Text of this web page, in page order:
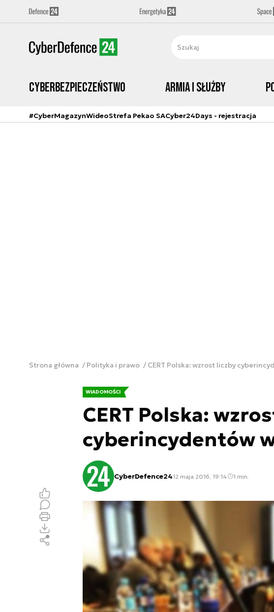
Cyberbezpieczeństwo Armia i Służby
#CyberMagazynWideoStrefa Pekao SACyber24Days - rejestracja
Strona główna Polityka i prawo CERT Polska: wzrost liczby
WIADOMOŚCI
CERT Polska:
cyberincydentów
CyberDefence2412 maja 2016, 19:14 1 min.